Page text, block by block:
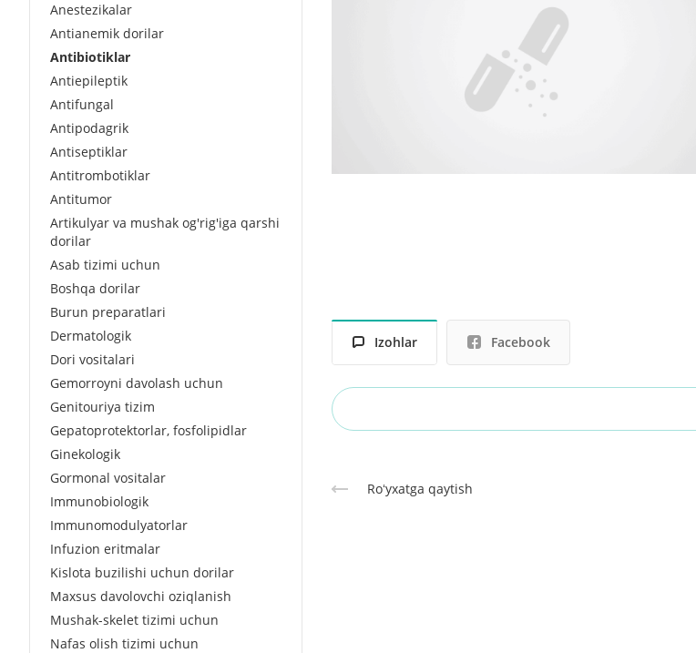
Izohlar Facebook
Roʻyxatga qaytish
Anestezikalar
Antianemik dorilar
Antibiotiklar
Antiepileptik
Antifungal
Antipodagrik
Antiseptiklar
Antitrombotiklar
Antitumor
Artikulyar va mushak og'rig'iga qarshi
dorilar
Asab tizimi uchun
Boshqa dorilar
Burun preparatlari
Dermatologik
Dori vositalari
Gemorroyni davolash uchun
Genitouriya tizim
Gepatoprotektorlar, fosfolipidlar
Ginekologik
Gormonal vositalar
Immunobiologik
Immunomodulyatorlar
Infuzion eritmalar
Kislota buzilishi uchun dorilar
Maxsus davolovchi oziqlanish
Mushak-skelet tizimi uchun
Nafas olish tizimi uchun